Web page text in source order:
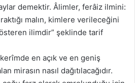
demektir. Âlimler, ferâiz ilmini:
malın, kimlere verileceğini
ilimdir” şeklinde tarif
en açık ve en geniş
mirasın nasıl dağıtılacağıdır.